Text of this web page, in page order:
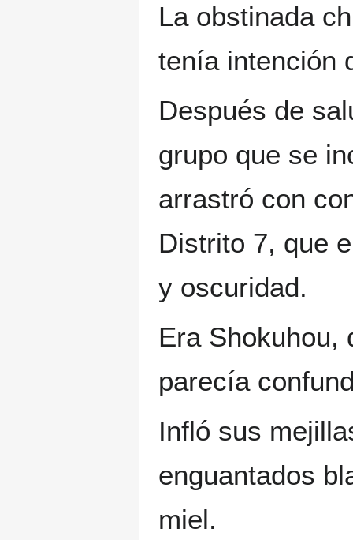
La obstinada
tenía intención
Después de
grupo que se
arrastró con
Distrito 7, que
y oscuridad.
Era Shokuhou,
parecía
Infló sus
enguantados
miel.